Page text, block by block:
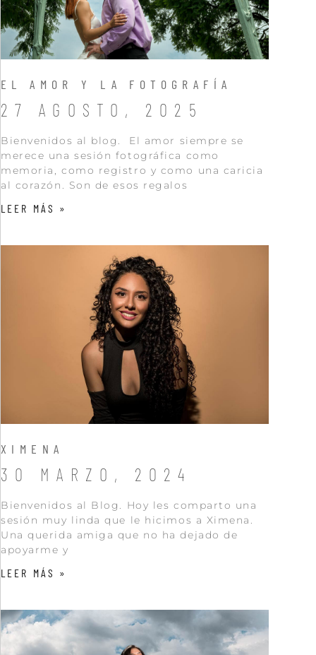
EL AMOR Y LA FOTOGRAFÍA
27 AGOSTO, 2025
Bienvenidos al blog. El amor siempre se
merece una sesión fotográfica como
memoria, como registro y como una caricia
al corazón. Son de esos regalos
LEER MÁS »
XIMENA
30 MARZO, 2024
Bienvenidos al Blog. Hoy les comparto una
sesión muy linda que le hicimos a Ximena.
Una querida amiga que no ha dejado de
apoyarme y
LEER MÁS »